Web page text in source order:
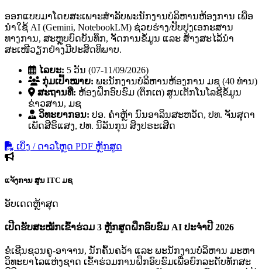
ອອກແບບມາໂດຍສະເພາະສຳລັບພະນັກງານບໍລິຫານຫ້ອງການ ເພື່ອ
ນຳໃຊ້ AI (Gemini, NotebookLM) ຊ່ວຍຮ່າງ/ປັບປຸງເອກະສານ
ທາງການ, ສະຫຼຸບບົດບັນທຶກ, ຈັດການຂໍ້ມູນ ແລະ ສ້າງສະໄລ້ນຳ
ສະເໜີວຽກຢ່າງມີປະສິດທິພາບ.
ໄລຍະ: 5 ວັນ (07-11/09/2026)
ກຸ່ມເປົ້າໝາຍ: ພະນັກງານບໍລິຫານຫ້ອງການ ມຊ (40 ທ່ານ)
ສະຖານທີ່: ຫ້ອງຝຶກອົບຮົມ (ຕຶກເຕ) ສູນເຕັກໂນໂລຊີຂໍ້ມູນ
ຂ່າວສານ, ມຊ
ວິທະຍາກອນ: ປອ. ຄໍາຫຼ້າ ນົນອາລິນສະຫວັດ, ປທ. ຈັນສຸດາ
ເພັດສີຣິແສງ, ປທ. ນິລັນກຸນ ສິງປຣະເສີດ
ເບິ່ງ / ດາວໂຫຼດ PDF ຫຼັກສູດ
ແຈ້ງການ ສູນ ITC ມຊ
ອັບເດດຫຼ້າສຸດ
ເປີດຮັບສະໝັກເຂົ້າຮ່ວມ 3 ຫຼັກສູດຝຶກອົບຮົມ AI ປະຈຳປີ 2026
ຂໍເຊີນຊວນຄູ-ອາຈານ, ນັກຄົ້ນຄວ້າ ແລະ ພະນັກງານບໍລິຫານ ມະຫາ
ວິທະຍາໄລແຫ່ງຊາດ ເຂົ້າຮ່ວມການຝຶກອົບຮົມເພື່ອຍົກລະດັບທັກສະ